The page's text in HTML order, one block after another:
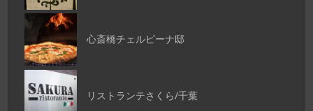
心斎橋チェルピーナ邸
リストランテさくら/千葉